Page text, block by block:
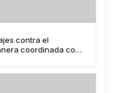
contra el
coordinada con